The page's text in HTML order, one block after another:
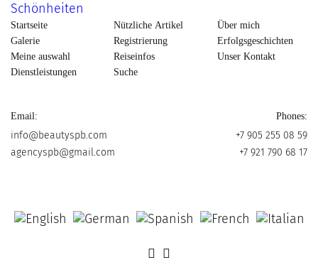
Startseite
Galerie
Meine auswahl
Dienstleistungen
Nützliche Artikel
Registrierung
Reiseinfos
Suche
Über mich
Erfolgsgeschichten
Unser Kontakt
Email:
info@beautyspb.com
agencyspb@gmail.com
Phones:
+7 905 255 08 59
+7 921 790 68 17